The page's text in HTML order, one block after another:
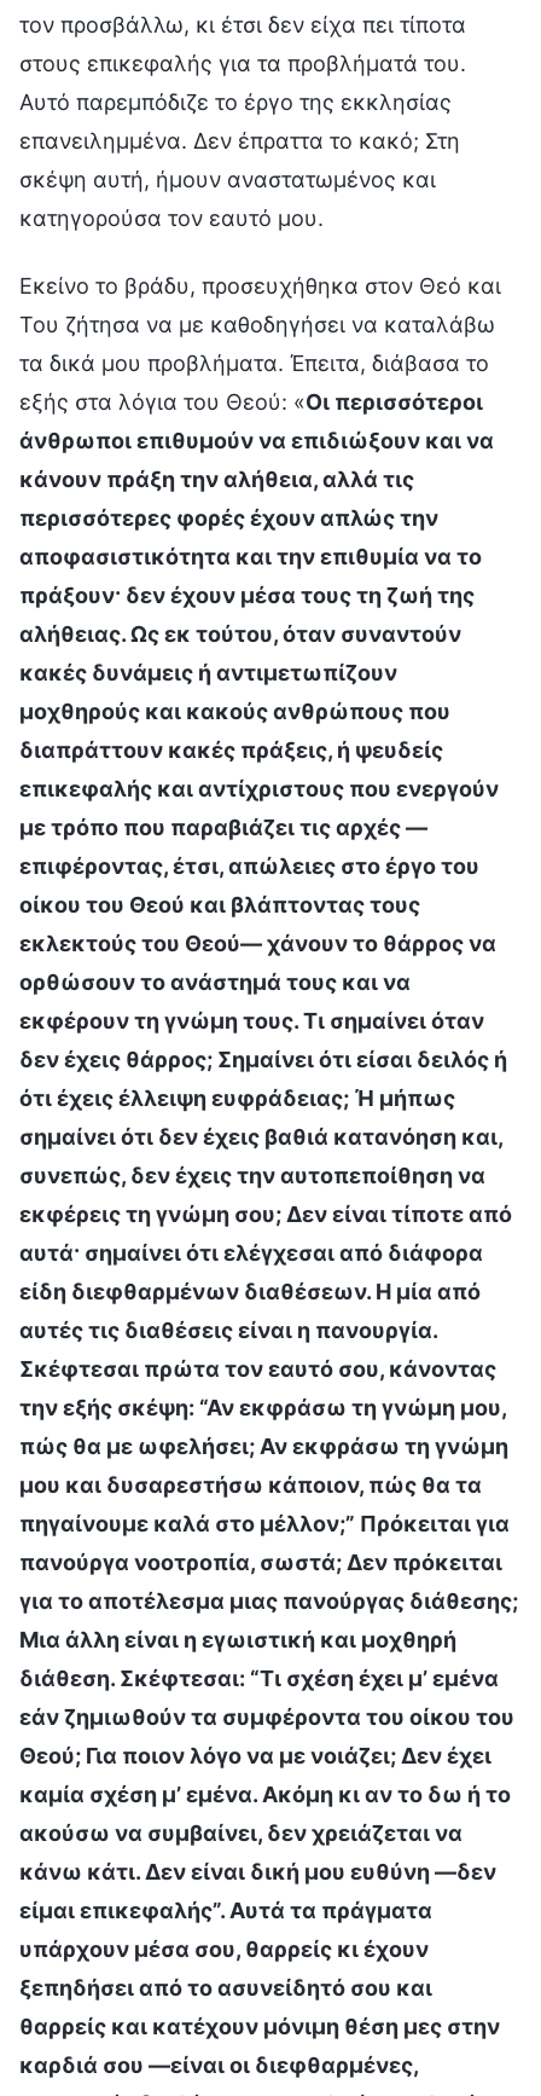
τον προσβάλλω, κι έτσι δεν είχα πει τίποτα
στους επικεφαλής για τα προβλήματά του.
Αυτό παρεμπόδιζε το έργο της εκκλησίας
επανειλημμένα. Δεν έπραττα το κακό; Στη
σκέψη αυτή, ήμουν αναστατωμένος και
κατηγορούσα τον εαυτό μου.
Εκείνο το βράδυ, προσευχήθηκα στον Θεό και
Του ζήτησα να με καθοδηγήσει να καταλάβω
τα δικά μου προβλήματα. Έπειτα, διάβασα το
εξής στα λόγια του Θεού: «Οι περισσότεροι
άνθρωποι επιθυμούν να επιδιώξουν και να
κάνουν πράξη την αλήθεια, αλλά τις
περισσότερες φορές έχουν απλώς την
αποφασιστικότητα και την επιθυμία να το
πράξουν· δεν έχουν μέσα τους τη ζωή της
αλήθειας. Ως εκ τούτου, όταν συναντούν
κακές δυνάμεις ή αντιμετωπίζουν
μοχθηρούς και κακούς ανθρώπους που
διαπράττουν κακές πράξεις, ή ψευδείς
επικεφαλής και αντίχριστους που ενεργούν
με τρόπο που παραβιάζει τις αρχές —
επιφέροντας, έτσι, απώλειες στο έργο του
οίκου του Θεού και βλάπτοντας τους
εκλεκτούς του Θεού— χάνουν το θάρρος να
ορθώσουν το ανάστημά τους και να
εκφέρουν τη γνώμη τους. Τι σημαίνει όταν
δεν έχεις θάρρος; Σημαίνει ότι είσαι δειλός ή
ότι έχεις έλλειψη ευφράδειας; Ή μήπως
σημαίνει ότι δεν έχεις βαθιά κατανόηση και,
συνεπώς, δεν έχεις την αυτοπεποίθηση να
εκφέρεις τη γνώμη σου; Δεν είναι τίποτε από
αυτά· σημαίνει ότι ελέγχεσαι από διάφορα
είδη διεφθαρμένων διαθέσεων. Η μία από
αυτές τις διαθέσεις είναι η πανουργία.
Σκέφτεσαι πρώτα τον εαυτό σου, κάνοντας
την εξής σκέψη: “Αν εκφράσω τη γνώμη μου,
πώς θα με ωφελήσει; Αν εκφράσω τη γνώμη
μου και δυσαρεστήσω κάποιον, πώς θα τα
πηγαίνουμε καλά στο μέλλον;” Πρόκειται για
πανούργα νοοτροπία, σωστά; Δεν πρόκειται
για το αποτέλεσμα μιας πανούργας διάθεσης;
Μια άλλη είναι η εγωιστική και μοχθηρή
διάθεση. Σκέφτεσαι: “Τι σχέση έχει μ’ εμένα
εάν ζημιωθούν τα συμφέροντα του οίκου του
Θεού; Για ποιον λόγο να με νοιάζει; Δεν έχει
καμία σχέση μ’ εμένα. Ακόμη κι αν το δω ή το
ακούσω να συμβαίνει, δεν χρειάζεται να
κάνω κάτι. Δεν είναι δική μου ευθύνη —δεν
είμαι επικεφαλής”. Αυτά τα πράγματα
υπάρχουν μέσα σου, θαρρείς κι έχουν
ξεπηδήσει από το ασυνείδητό σου και
θαρρείς και κατέχουν μόνιμη θέση μες στην
καρδιά σου —είναι οι διεφθαρμένες,